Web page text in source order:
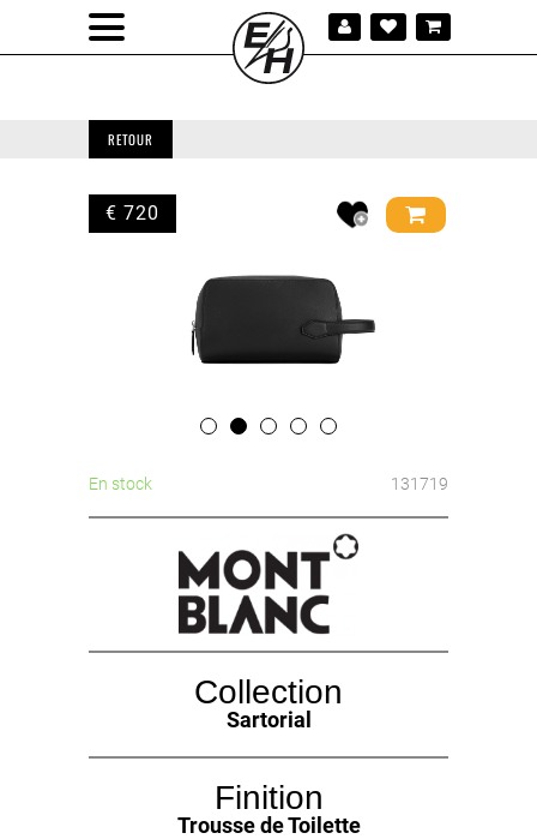
RETOUR
€ 720
En stock 131719
Collection
Sartorial
Finition
Trousse de Toilette